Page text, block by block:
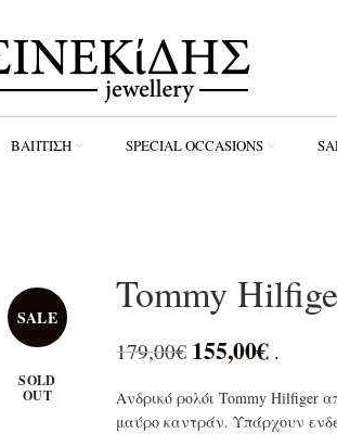
ΒΆΠΤΙΣΗ SPECIAL OCCASIONS
SALE
SOLD
OUT
Tommy
179,00€ 155,00€ .
Ανδρικό ρολόι Tommy Hilfiger
μαύρο καντράν. Υπάρχουν